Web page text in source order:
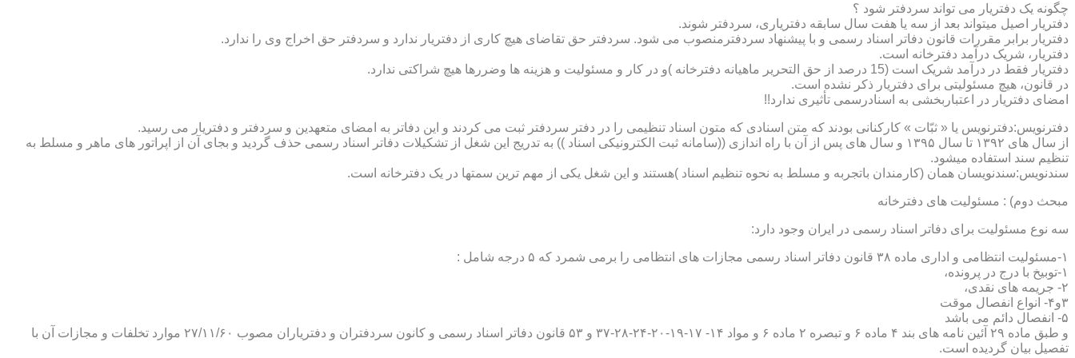
چگونه یک دفتریار می تواند سردفتر شود ؟
دفتریار اصیل میتواند بعد از سه یا هفت سال سابقه دفتریاری، سردفتر شوند.
دفتریار برابر مقررات قانون دفاتر اسناد رسمی و با پیشنهاد سردفترمنصوب می شود. سردفتر حق تقاضای هیچ کاری از دفتریار ندارد و سردفتر حق اخراج وی را ندارد.
دفتریار، شریک درآمد دفترخانه است.
دفتریار فقط در درآمد شریک است (15 درصد از حق التحریر ماهیانه دفترخانه )و در کار و مسئولیت و هزینه ها وضررها هیچ شراکتی ندارد.
در قانون، هیچ مسئولیتی برای دفتریار ذکر نشده است.
امضای دفتریار در اعتباربخشی به اسنادرسمی تأثیری ندارد!!
دفترنویس:دفترنویس یا « ثبّات » کارکنانی بودند که متن اسنادی که متون اسناد تنظیمی را در دفتر سردفتر ثبت می کردند و این دفاتر به امضای متعهدین و سردفتر و دفتریار می رسید.
از سال های ۱۳۹۲ تا سال ۱۳۹۵ و سال های پس از آن با راه اندازی ((سامانه ثبت الکترونیکی اسناد )) به تدریج این شغل از تشکیلات دفاتر اسناد رسمی حذف گردید و بجای آن از اپراتور های ماهر و مسلط به
تنظیم سند استفاده میشود.
سندنویس:سندنویسان همان (کارمندان باتجربه و مسلط به نحوه تنظیم اسناد )هستند و این شغل یکی از مهم ترین سمتها در یک دفترخانه است.
مبحث دوم) : مسئولیت های دفترخانه
سه نوع مسئولیت برای دفاتر اسناد رسمی در ایران وجود دارد:
۱-مسئولیت انتظامی و اداری ماده ۳۸ قانون دفاتر اسناد رسمی مجازات های انتظامی را برمی شمرد که ۵ درجه شامل :
۱-توبیخ با درج در پرونده،
۲- جریمه های نقدی،
۳و۴- انواع انفصال موقت
۵- انفصال دائم می باشد
و طبق ماده ۲۹ آئین نامه های بند ۴ ماده ۶ و تبصره ۲ ماده ۶ و مواد ۱۴- ۱۷-۱۹-۲۰-۲۴-۲۸-۳۷ و ۵۳ قانون دفاتر اسناد رسمی و کانون سردفتران و دفتریاران مصوب ۲۷/۱۱/۶۰ موارد تخلفات و مجازات آن با
تفصیل بیان گردیده است.